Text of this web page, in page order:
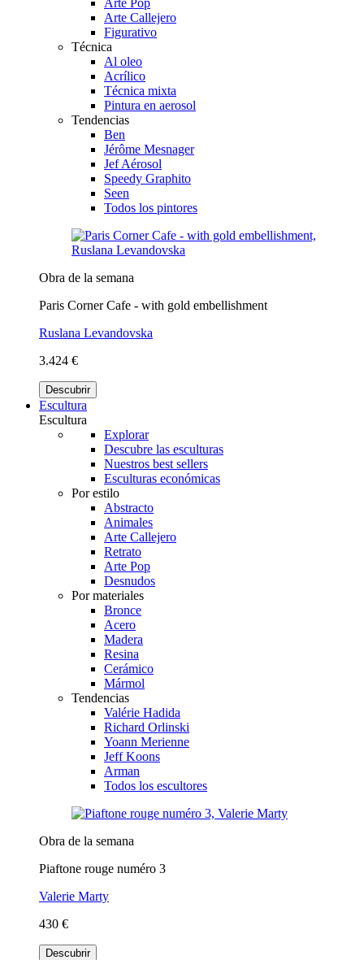
Arte Callejero
Figurativo
Técnica
Al oleo
Acrílico
Técnica mixta
Pintura en aerosol
Tendencias
Ben
Jérôme Mesnager
Jef Aérosol
Speedy Graphito
Seen
Todos los pintores
Obra de la semana
Paris Corner Cafe - with gold embellishment
Ruslana Levandovska
3.424 €
Descubrir
Escultura
Escultura
Explorar
Descubre las esculturas
Nuestros best sellers
Esculturas económicas
Por estilo
Abstracto
Animales
Arte Callejero
Retrato
Arte Pop
Desnudos
Por materiales
Bronce
Acero
Madera
Resina
Cerámico
Mármol
Tendencias
Valérie Hadida
Richard Orlinski
Yoann Merienne
Jeff Koons
Arman
Todos los escultores
Obra de la semana
Piaftone rouge numéro 3
Valerie Marty
430 €
Descubrir